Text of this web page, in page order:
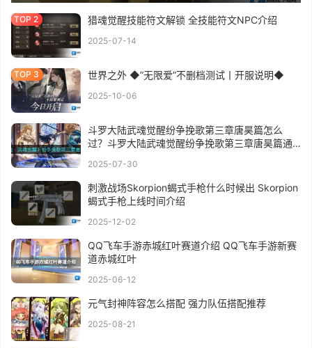
猎魂觉醒技能符文解锁 全技能符文NPC介绍
2025-07-14
世界之外 ◆”无限爱”不删档测试丨开服说明◆
2025-10-06
斗罗大陆武魂觉醒纷争挽歌第三章唐昊篇怎么
过？斗罗大陆武魂觉醒纷争挽歌第三章唐昊篇通
2025-07-30
刺激战场Skorpion蝎式手枪什么时候出 Skorpion
蝎式手枪上线时间介绍
2025-12-02
QQ飞车手游赤城红叶赛道介绍 QQ飞车手游新赛
道赤城红叶
2025-06-12
元气封神阵容怎么搭配 强力队伍搭配推荐
2025-08-21